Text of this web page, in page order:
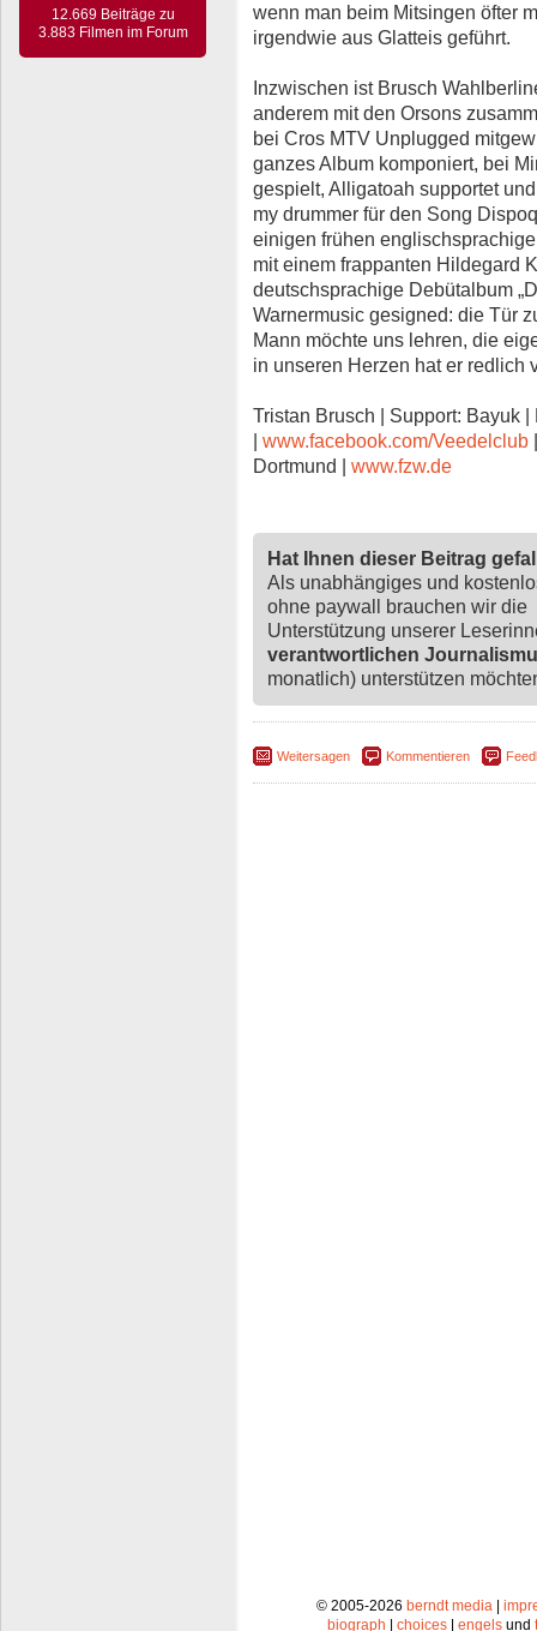
12.669 Beiträge zu
3.883 Filmen im Forum
wenn man beim Mitsingen öfter
irgendwie aus Glatteis geführt.
Inzwischen ist Brusch
anderem mit den Orsons
bei Cros MTV Unplugged
ganzes Album komponiert, bei
gespielt, Alligatoah supportet
my drummer für den Song
einigen frühen
mit einem frappanten Hildegard
deutschsprachige Debütalbum
Warnermusic gesigned: die Tür
Mann möchte uns lehren, die
in unseren Herzen hat er redlich
Tristan Brusch | Support: Bayuk
www.facebook.com/Veedelclub
Dortmund | www.fzw.de
Hat Ihnen dieser Beitrag
Als unabhängiges und
ohne paywall brauchen wir die
Unterstützung unserer
verantwortlichen
monatlich) unterstützen
Weitersagen Kommentieren
© 2005-2026 berndt media|
biograph
choices engels und